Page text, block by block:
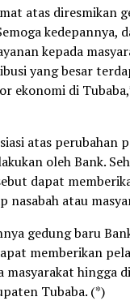
atas diresmikan
kedepannya,
kepada
yang besar
ekonomi di
atas perubahan
oleh Bank.
dapat
nasabah atau
gedung baru
memberikan
masyarakat hingga
Tubaba. (*)